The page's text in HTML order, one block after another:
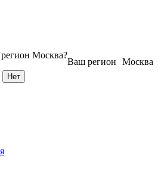
Москва
Ваш регион
Москва?